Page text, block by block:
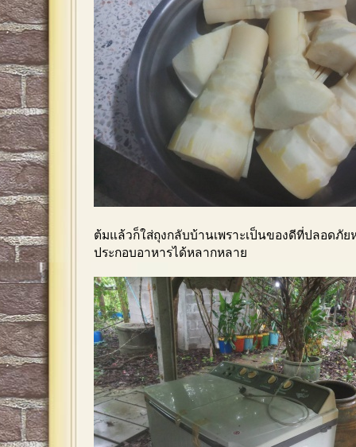
ต้มแล้วก็ใส่ถุงกลับบ้านเพราะเป็นของดีที่ปลอดภั
ประกอบอาหารได้หลากหลาย